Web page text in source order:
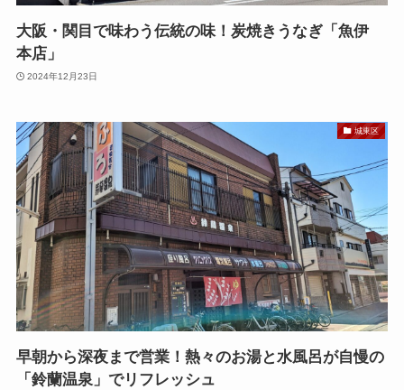
大阪・関目で味わう伝統の味！炭焼きうなぎ「魚伊
本店」
2024年12月23日
城東区
早朝から深夜まで営業！熱々のお湯と水風呂が自慢の
「鈴蘭温泉」でリフレッシュ